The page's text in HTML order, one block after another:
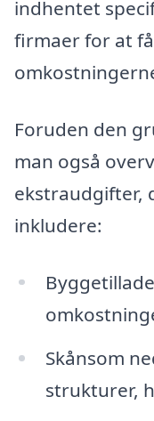
indhentet
firmaer for at
Foruden den
man også
ekstraudgifter,
inkludere:
Skånsom
strukturer,